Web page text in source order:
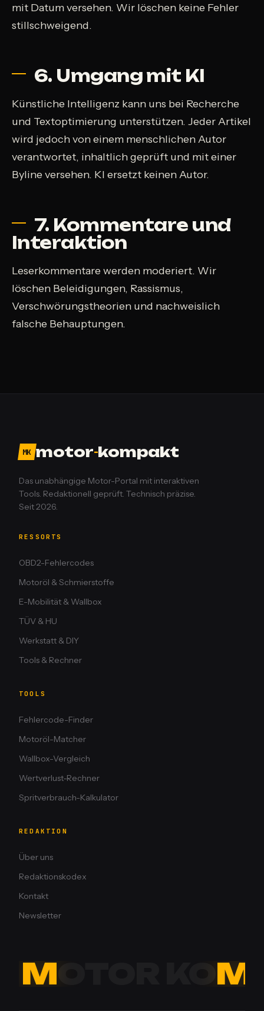
mit Datum versehen. Wir löschen keine Fehler
stillschweigend.
6. Umgang mit KI
Künstliche Intelligenz kann uns bei Recherche
und Textoptimierung unterstützen. Jeder Artikel
wird jedoch von einem menschlichen Autor
verantwortet, inhaltlich geprüft und mit einer
Byline versehen. KI ersetzt keinen Autor.
7. Kommentare und
Interaktion
Leserkommentare werden moderiert. Wir
löschen Beleidigungen, Rassismus,
Verschwörungstheorien und nachweislich
falsche Behauptungen.
MK motor-kompakt
Das unabhängige Motor-Portal mit interaktiven
Tools. Redaktionell geprüft. Technisch präzise.
Seit 2026.
RESSORTS
OBD2-Fehlercodes
Motoröl & Schmierstoffe
E-Mobilität & Wallbox
TÜV & HU
Werkstatt & DIY
Tools & Rechner
TOOLS
Fehlercode-Finder
Motoröl-Matcher
Wallbox-Vergleich
Wertverlust-Rechner
Spritverbrauch-Kalkulator
REDAKTION
Über uns
Redaktionskodex
Kontakt
Newsletter
M M